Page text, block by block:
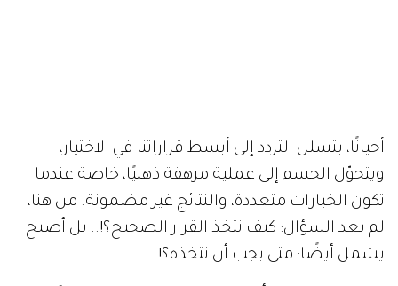
أحيانًا، يتسلل التردد إلى أبسط قراراتنا في الاختيار،
ويتحوّل الحسم إلى عملية مرهقة ذهنيًا، خاصة عندما
تكون الخيارات متعددة، والنتائج غير مضمونة. من هنا،
لم يعد السؤال: كيف نتخذ القرار الصحيح؟!.. بل أصبح
يشمل أيضًا: متى يجب أن نتخذه؟!